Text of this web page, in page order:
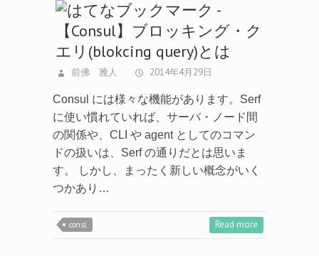
前佛 雅人 2014年4月29日
Consul には様々な機能があります。Serf
に使い慣れていれば、サーバ・ノード間
の関係や、CLI や agent としてのコマン
ドの扱いは、Serf の通りだとは思いま
す。 しかし、まったく新しい概念がいく
つかあり…
consl Read more